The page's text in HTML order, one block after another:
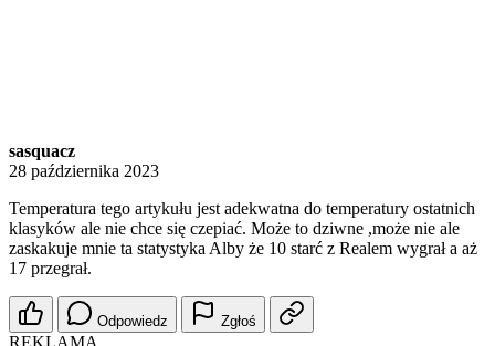
sasquacz
28 października 2023
Temperatura tego artykułu jest adekwatna do temperatury ostatnich
klasyków ale nie chce się czepiać. Może to dziwne ,może nie ale
zaskakuje mnie ta statystyka Alby że 10 starć z Realem wygrał a aż
17 przegrał.
Odpowiedz Zgłoś
REKLAMA